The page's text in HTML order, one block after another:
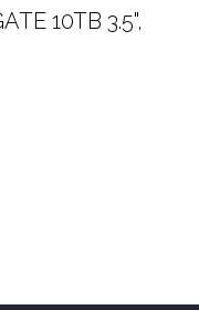
10TB 3.5",